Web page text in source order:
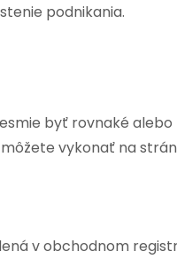
podnikania.
byť rovnaké
vykonať na
v obchodnom